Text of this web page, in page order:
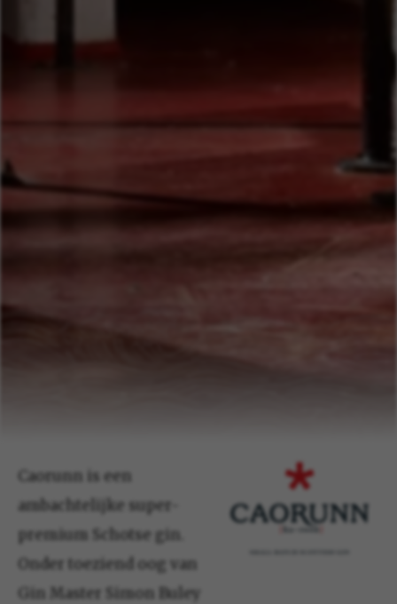
Caorunn is een
ambachtelijke super-
premium Schotse gin.
Onder toeziend oog van
Gin Master Simon Buley